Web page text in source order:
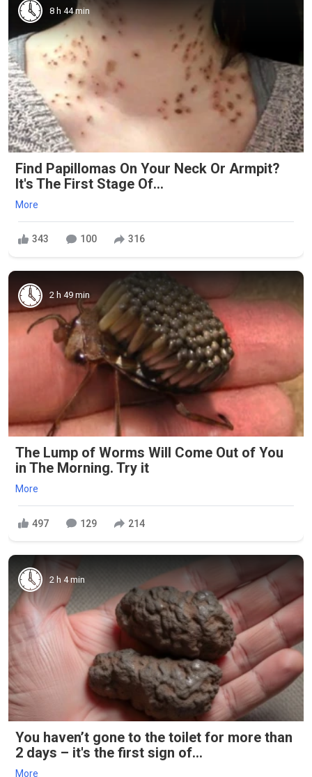
8 h 44 min
Find Papillomas On Your Neck Or Armpit?
It's The First Stage Of...
More
343 100 316
2 h 49 min
The Lump of Worms Will Come Out of You
in The Morning. Try it
More
497 129 214
2 h 4 min
You haven’t gone to the toilet for more than
2 days – it's the first sign of...
More